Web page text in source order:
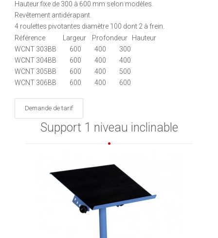
Hauteur fixe de 300 à 600 mm selon modèles.
Revêtement antidérapant.
4 roulettes pivotantes diamètre 100 dont 2 à frein.
Référence Largeur Profondeur Hauteur
WCNT 303BB 600 400 300
WCNT 304BB 600 400 400
WCNT 305BB 600 400 500
WCNT 306BB 600 400 600
Demande de tarif
Support 1 niveau inclinable